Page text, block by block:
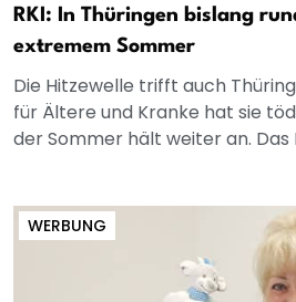
RKI: In Thüringen bislang
extremem Sommer
Die Hitzewelle trifft auch
für Ältere und Kranke hat sie
der Sommer hält weiter an. Das
WERBUNG